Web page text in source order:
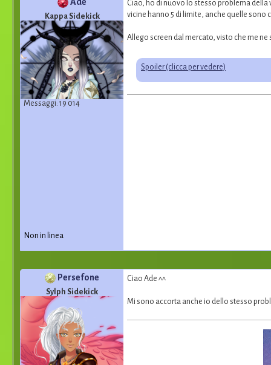
Kappa Sidekick
Messaggi: 19 014
Ciao, ho di nuovo lo stesso problema
vicine hanno 5 di limite, anche quelle sono
Allego screen dal mercato, visto che me ne
Spoiler (clicca per vedere)
Non in linea
Persefone
Sylph Sidekick
Ciao Ade ^^
Mi sono accorta anche io dello stesso